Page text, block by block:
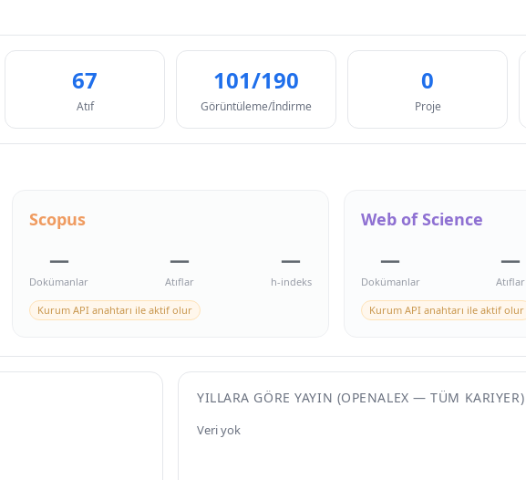
67
Atıf
101/190
Görüntüleme/İndirme
0
Proje
Scopus
—
Dokümanlar
—
Atıflar
—
h-indeks
Kurum API anahtarı ile aktif olur
Web of Science
—
Dokümanlar
—
Atıflar
Kurum API anahtarı ile aktif olur
YILLARA GÖRE YAYIN (OPENALEX — TÜM KARIYER)
Veri yok